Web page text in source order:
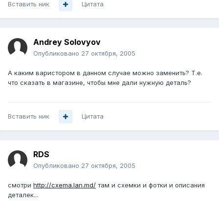
Вставить ник Цитата
Andrey Solovyov
Опубликовано 27 октября, 2005
А каким варистором в данном случае можно заменить? Т.е.
что сказать в магазине, чтобы мне дали нужную деталь?
Вставить ник Цитата
RDS
Опубликовано 27 октября, 2005
смотри http://cxema.lan.md/ там и схемки и фотки и описания
деталек...